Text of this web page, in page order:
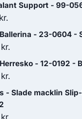
899.00 kr..629.30
Support - 99-
kr.
- 23-0604 -
kr.
- 12-0192 -
kr.
- Slade macklin